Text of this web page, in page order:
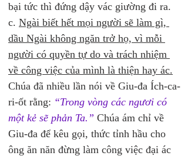
bại tức thì đứng dậy vác giường đi ra.
c. Ngài biết hết mọi người sẽ làm gì,
dầu Ngài không ngăn trở họ, vì mỗi
người có quyền tự do và trách nhiệm
về công việc của mình là thiện hay ác.
Chúa đã nhiều lần nói về Giu-đa Ích-ca-
ri-ốt rằng: “Trong vòng các ngươi có
một kẻ sẽ phản Ta.” Chúa ám chỉ về
Giu-đa để kêu gọi, thức tỉnh hầu cho
ông ăn năn đừng làm công việc đại ác